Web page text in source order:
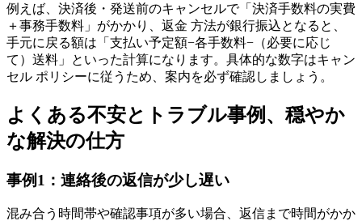
例えば、決済後・発送前のキャンセルで「決済手数料の実費
＋事務手数料」がかかり、返金 方法が銀行振込となると、
手元に戻る額は「支払い予定額−各手数料−（必要に応じ
て）送料」といった計算になります。具体的な数字はキャン
セル ポリシーに従うため、案内を必ず確認しましょう。
よくある不安とトラブル事例、穏やか
な解決の仕方
事例1：連絡後の返信が少し遅い
混み合う時間帯や確認事項が多い場合、返信まで時間がかか